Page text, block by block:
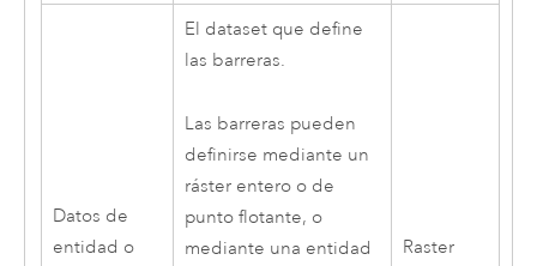
Datos de
entidad o
El dataset que define
las barreras.
Las barreras pueden
definirse mediante un
ráster entero o de
punto flotante, o
mediante una entidad
Raster